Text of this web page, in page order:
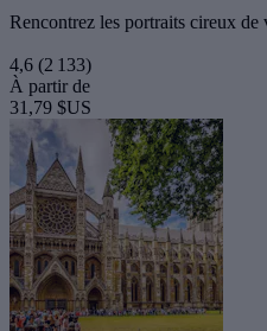
Rencontrez les portraits cireux de
4,6 (2 133)
À partir de
31,79 $US